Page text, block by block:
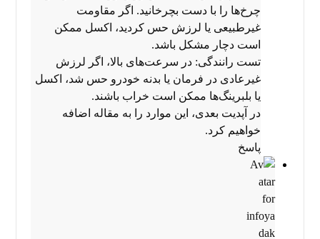
چرخ‌ها را با دست بچرخانید. اگر مقاومت
غیرطبیعی یا لرزش حس کردید، اکسل ممکن
است دچار مشکل باشد.
تست رانندگی: در سرعت‌های بالا، اگر لرزش
غیرعادی در فرمان یا بدنه خودرو حس شد، اکسل
یا بلبرینگ‌ها ممکن است خراب باشند.
در آپدیت بعدی، این موارد را به مقاله اضافه
خواهیم کرد.
پاسخ